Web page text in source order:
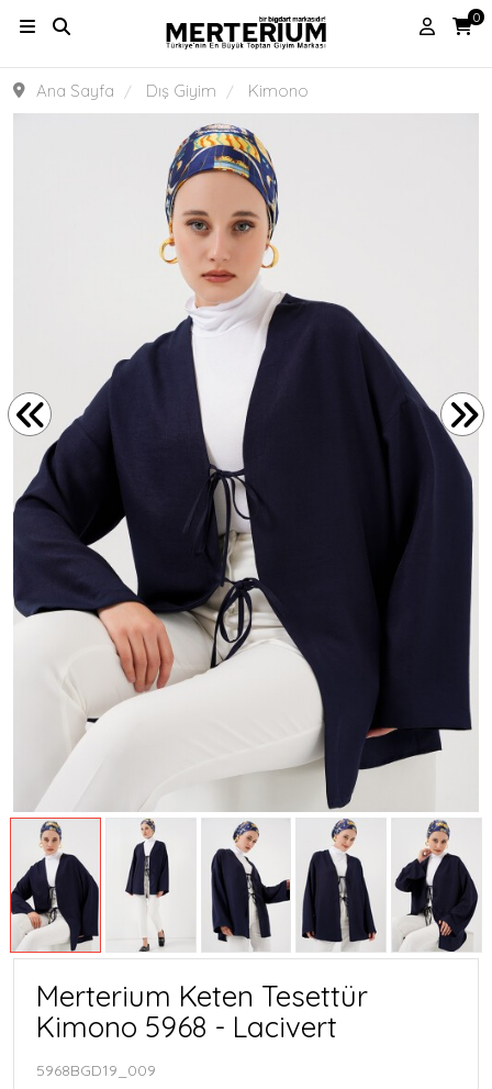
0
Ana Sayfa Dış Giyim Kimono
Merterium Keten Tesettür
Kimono 5968 - Lacivert
5968BGD19_009